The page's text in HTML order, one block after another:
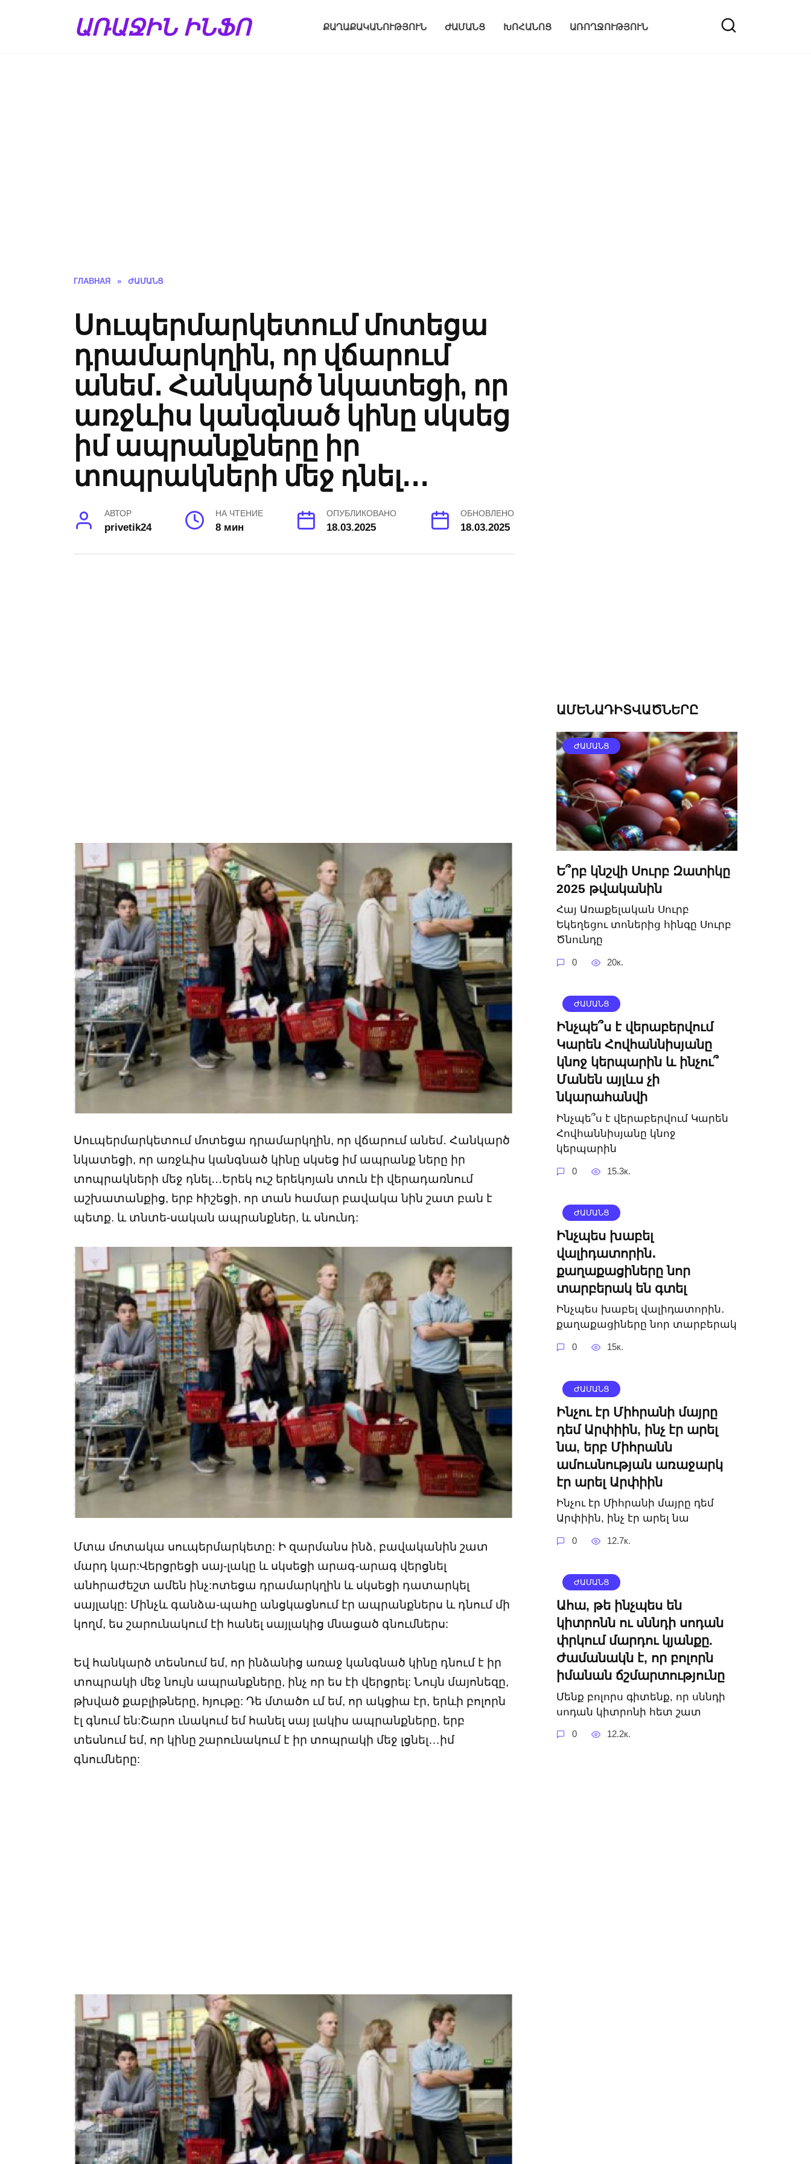
ԱՌԱՋԻՆ ԻՆՖՈ ՔԱՂԱՔԱԿԱՆՈՒԹՅՈՒՆ ԺԱՄԱՆՑ ԽՈՀԱՆՈՑ ԱՌՈՂՋՈՒԹՅՈՒՆ
ГЛАВНАЯ » ԺԱՄԱՆՑ
Սուպերմարկետում մոտեցա
դրամարկղին, որ վճարում
անեմ․ Հանկարծ նկատեցի, որ
առջևիս կանգնած կինը սկսեց
իմ ապրանքները իր
տոպրակների մեջ դնել․․․
АВТОР
privetik24
НА ЧТЕНИЕ
8 мин
ОПУБЛИКОВАНО
18.03.2025
ОБНОВЛЕНО
18.03.2025
Սուպերմարկետում մոտեցա դրամարկղին, որ վճարում անեմ․ Հանկարծ
նկատեցի, որ առջևիս կանգնած կինը սկսեց իմ ապրանք ները իր
տոպրակների մեջ դնել․․․Երեկ ուշ երեկոյան տուն էի վերադառնում
աշխատանքից, երբ հիշեցի, որ տան համար բավակա նին շատ բան է
պետք. և տնտե-սական ապրանքներ, և սնունդ:
Մտա մոտակա սուպերմարկետը: Ի զարմանս ինձ, բավականին շատ
մարդ կար:Վերցրեցի սայ-լակը և սկսեցի արագ-արագ վերցնել
անհրաժեշտ ամեն ինչ:ոտեցա դրամարկղին և սկսեցի դատարկել
սայլակը: Մինչև գանձա-պահը անցկացնում էր ապրանքներս և դնում մի
կողմ, ես շարունակում էի հանել սայլակից մնացած գնումներս:
Եվ հանկարծ տեսնում եմ, որ ինձանից առաջ կանգնած կինը դնում է իր
տոպրակի մեջ նույն ապրանքները, ինչ որ ես էի վերցրել: Նույն մայոնեզը,
թխված քաբլիթները, հյութը: Դե մտածո ւմ եմ, որ ակցիա էր, երևի բոլորն
էլ գնում են:Շարո ւնակում եմ հանել սայ լակիս ապրանքները, երբ
տեսնում եմ, որ կինը շարունակում է իր տոպրակի մեջ լցնել…իմ
գնումները:
ԱՄԵՆԱԴԻՏՎԱԾՆԵՐԸ
ԺԱՄԱՆՑ
Ե՞րբ կնշվի Սուրբ Զատիկը
2025 թվականին
Հայ Առաքելական Սուրբ
Եկեղեցու տոներից հինգը Սուրբ
Ծնունդը
0 20к.
ԺԱՄԱՆՑ
Ինչպե՞ս է վերաբերվում
Կարեն Հովհաննիսյանը
կնոջ կերպարին և ինչու՞
Մանեն այլևս չի
նկարահանվի
Ինչպե՞ս է վերաբերվում Կարեն
Հովհաննիսյանը կնոջ
կերպարին
0 15.3к.
ԺԱՄԱՆՑ
Ինչպես խաբել
վալիդատորին․
քաղաքացիները նոր
տարբերակ են գտել
Ինչպես խաբել վալիդատորին․
քաղաքացիները նոր տարբերակ
0 15к.
ԺԱՄԱՆՑ
Ինչու էր Միհրանի մայրը
դեմ Արփիին, ինչ էր արել
նա, երբ Միհրանն
ամուսնության առաջարկ
էր արել Արփիին
Ինչու էր Միհրանի մայրը դեմ
Արփիին, ինչ էր արել նա
0 12.7к.
ԺԱՄԱՆՑ
Ահա, թե ինչպես են
կիտրոնն ու սննդի սոդան
փրկում մարդու կյանքը.
Ժամանակն է, որ բոլորն
իմանան ճշմարտությունը
Մենք բոլորս գիտենք, որ սննդի
սոդան կիտրոնի հետ շատ
0 12.2к.